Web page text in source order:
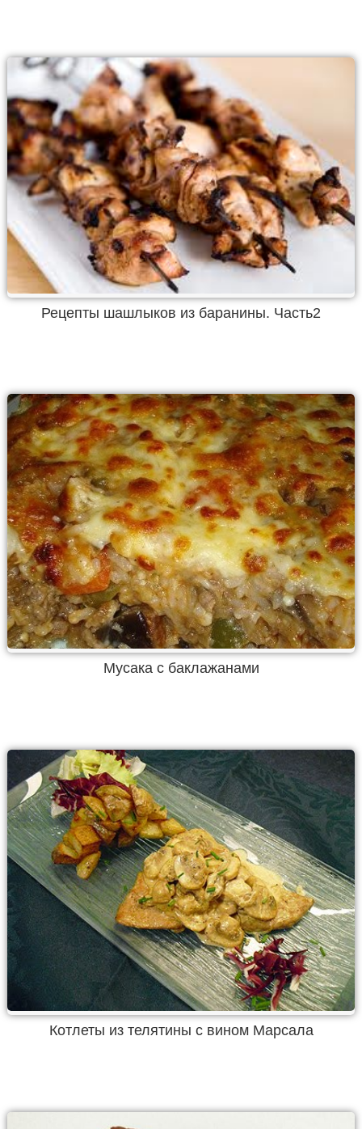
Рецепты шашлыков из баранины. Часть2
Мусака с баклажанами
Котлеты из телятины с вином Марсала